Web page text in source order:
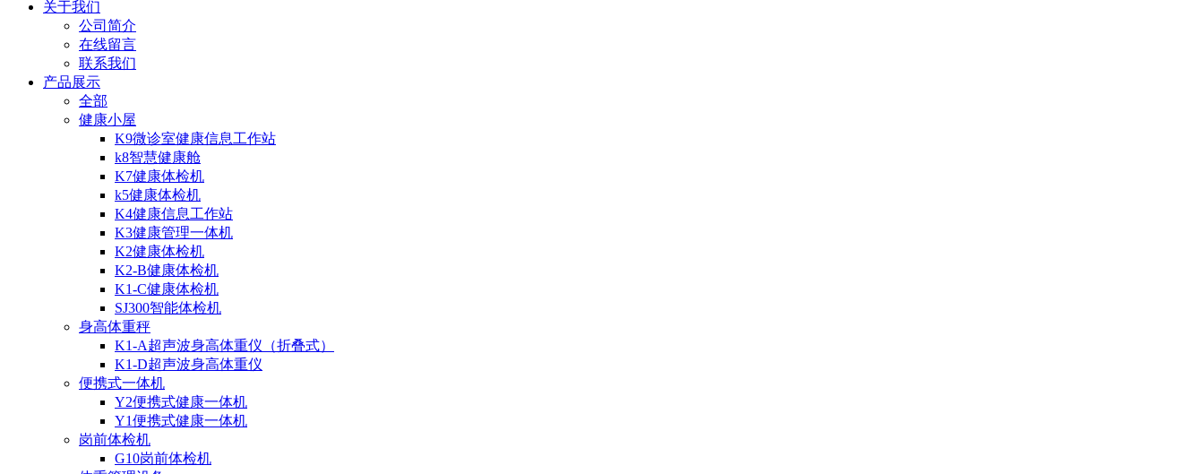
关于我们
公司简介
在线留言
联系我们
产品展示
全部
健康小屋
K9微诊室健康信息工作站
k8智慧健康舱
K7健康体检机
k5健康体检机
K4健康信息工作站
K3健康管理一体机
K2健康体检机
K2-B健康体检机
K1-C健康体检机
SJ300智能体检机
身高体重秤
K1-A超声波身高体重仪（折叠式）
K1-D超声波身高体重仪
便携式一体机
Y2便携式健康一体机
Y1便携式健康一体机
岗前体检机
G10岗前体检机